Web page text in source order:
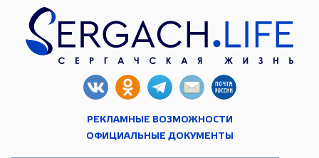
РЕКЛАМНЫЕ ВОЗМОЖНОСТИ
ОФИЦИАЛЬНЫЕ ДОКУМЕНТЫ